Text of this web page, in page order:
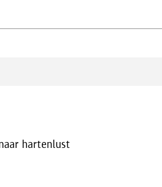
hartenlust